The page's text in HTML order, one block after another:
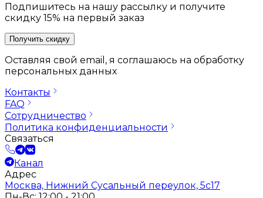
Подпишитесь на нашу рассылку и получите
скидку 15% на первый заказ
Получить скидку
Оставляя свой email, я соглашаюсь на обработку
персональных данных
Контакты
FAQ
Сотрудничество
Политика конфиденциальности
Связаться
Канал
Адрес
Москва, Нижний Сусальный переулок, 5с17